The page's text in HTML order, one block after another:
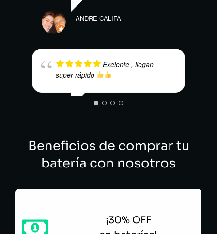
ANDRE CALIFA
Exelente , llegan
super rápido
Beneficios de comprar tu
batería con nosotros
¡30% OFF